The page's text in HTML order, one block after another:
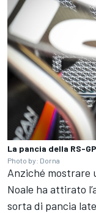
La pancia della RS-
Photo by: Dorna
Anziché mostrare
Noale ha attirato
sorta di pancia